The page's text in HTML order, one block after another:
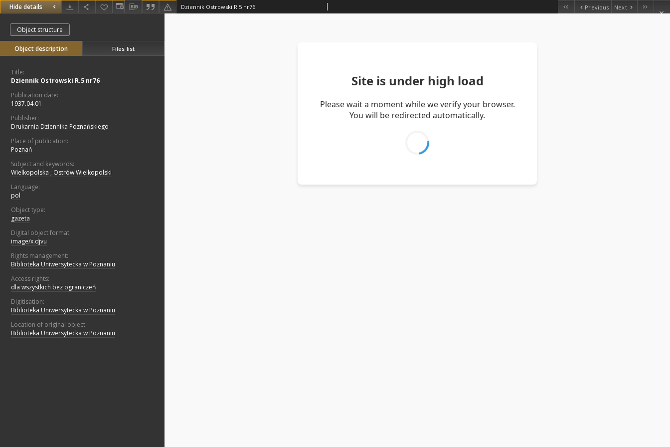
Hide details Dziennik Ostrowski R.5 nr76 Previous Next
Object structure
Object description Files list
Title:
Dziennik Ostrowski R.5 nr76
Publication date:
1937.04.01
Publisher:
Drukarnia Dziennika Poznańskiego
Place of publication:
Poznań
Subject and keywords:
Wielkopolska ; Ostrów Wielkopolski
Language:
pol
Object type:
gazeta
Digital object format:
image/x.djvu
Rights management:
Biblioteka Uniwersytecka w Poznaniu
Access rights:
dla wszystkich bez ograniczeń
Digitisation:
Biblioteka Uniwersytecka w Poznaniu
Location of original object:
Biblioteka Uniwersytecka w Poznaniu